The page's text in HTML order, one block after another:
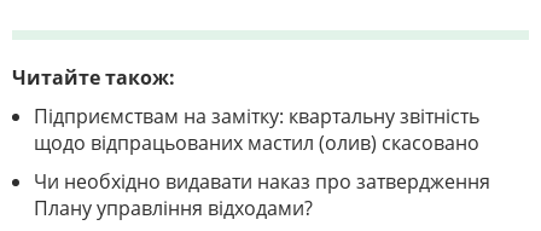
Читайте також:
Підприємствам на замітку: квартальну звітність
щодо відпрацьованих мастил (олив) скасовано
Чи необхідно видавати наказ про затвердження
Плану управління відходами?